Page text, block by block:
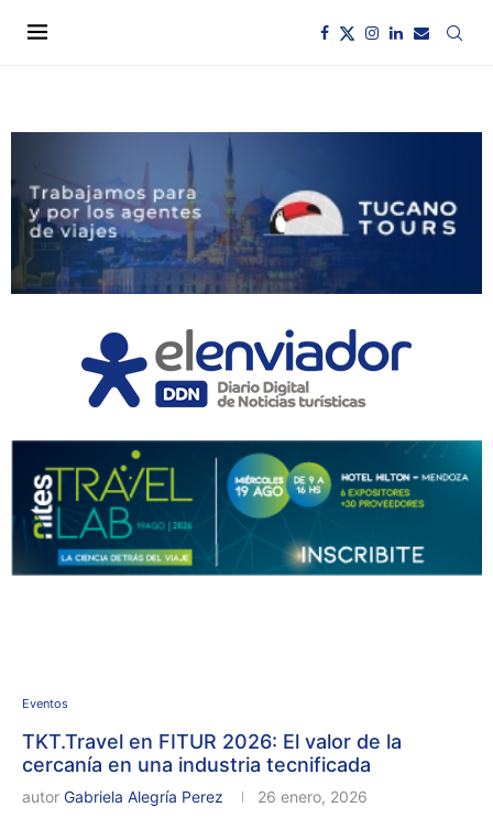
Eventos
TKT.Travel en FITUR 2026: El valor de la
cercanía en una industria tecnificada
autor Gabriela Alegría Perez 26 enero, 2026